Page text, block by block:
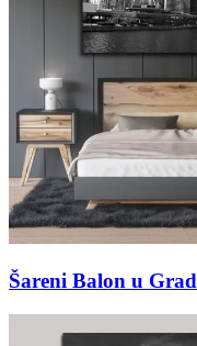
Šareni Balon u